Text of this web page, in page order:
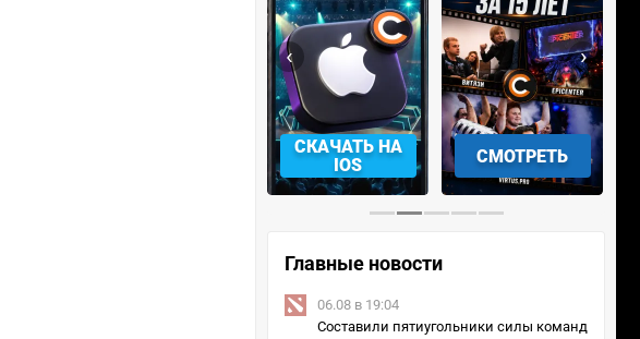
СМОТРЕТЬ УЧАСТВОВАТЬ
‹ ›
Главные новости
06.08 в 19:04
Составили пятиугольники силы команд